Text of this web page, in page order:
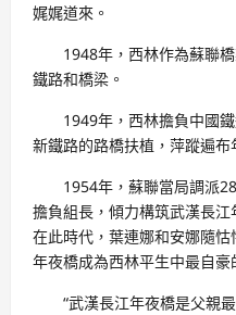
娓娓道來。
1948年，西林作為蘇聯
鐵路和橋梁。
1949年，西林擔負中國
新鐵路的路橋扶植，萍蹤遍布
1954年，蘇聯當局調派
擔負組長，傾力構筑武漢長
在此時代，葉連娜和安娜隨
年夜橋成為西林平生中最自豪
“武漢長江年夜橋是父親